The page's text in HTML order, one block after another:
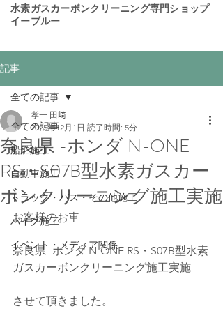
​水素ガスカーボンクリーニング専門ショップ
イーブルー
記事
全ての記事
船舶施工
自動車施工
トラック・バス・その他施工
バイク施工
イベント・メディア関係
全ての記事
奈良県 -ホンダ N-ONE
RS・S07B型水素ガスカー
ボンクリーニング施工実施
孝一 田﨑
2025年12月1日 読了時間: 5分
お客様のお車
奈良県 -ホンダ N-ONE RS・S07B型水素
ガスカーボンクリーニング施工実施
させて頂きました。